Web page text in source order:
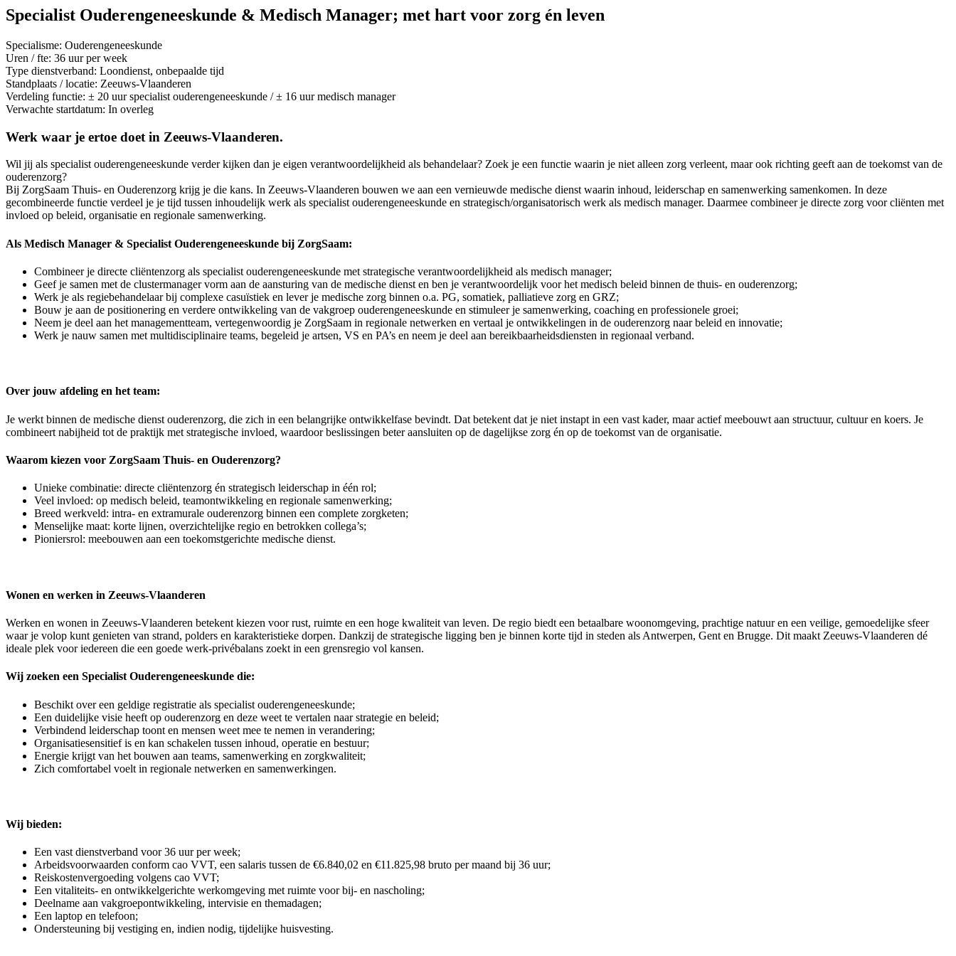
Specialist Ouderengeneeskunde & Medisch Manager; met hart voor zorg én leven
Specialisme: Ouderengeneeskunde
Uren / fte: 36 uur per week
Type dienstverband: Loondienst, onbepaalde tijd
Standplaats / locatie: Zeeuws‑Vlaanderen
Verdeling functie: ± 20 uur specialist ouderengeneeskunde / ± 16 uur medisch manager
Verwachte startdatum: In overleg
Werk waar je ertoe doet in Zeeuws-Vlaanderen.
Wil jij als specialist ouderengeneeskunde verder kijken dan je eigen verantwoordelijkheid als behandelaar? Zoek je een functie waarin je niet alleen zorg verleent, maar ook richting geeft aan de toekomst van de
ouderenzorg?
Bij ZorgSaam Thuis- en Ouderenzorg krijg je die kans. In Zeeuws‑Vlaanderen bouwen we aan een vernieuwde medische dienst waarin inhoud, leiderschap en samenwerking samenkomen. In deze
gecombineerde functie verdeel je je tijd tussen inhoudelijk werk als specialist ouderengeneeskunde en strategisch/organisatorisch werk als medisch manager. Daarmee combineer je directe zorg voor cliënten met
invloed op beleid, organisatie en regionale samenwerking.
Als Medisch Manager & Specialist Ouderengeneeskunde bij ZorgSaam:
Combineer je directe cliëntenzorg als specialist ouderengeneeskunde met strategische verantwoordelijkheid als medisch manager;
Geef je samen met de clustermanager vorm aan de aansturing van de medische dienst en ben je verantwoordelijk voor het medisch beleid binnen de thuis‑ en ouderenzorg;
Werk je als regiebehandelaar bij complexe casuïstiek en lever je medische zorg binnen o.a. PG, somatiek, palliatieve zorg en GRZ;
Bouw je aan de positionering en verdere ontwikkeling van de vakgroep ouderengeneeskunde en stimuleer je samenwerking, coaching en professionele groei;
Neem je deel aan het managementteam, vertegenwoordig je ZorgSaam in regionale netwerken en vertaal je ontwikkelingen in de ouderenzorg naar beleid en innovatie;
Werk je nauw samen met multidisciplinaire teams, begeleid je artsen, VS en PA’s en neem je deel aan bereikbaarheidsdiensten in regionaal verband.
Over jouw afdeling en het team:
Je werkt binnen de medische dienst ouderenzorg, die zich in een belangrijke ontwikkelfase bevindt. Dat betekent dat je niet instapt in een vast kader, maar actief meebouwt aan structuur, cultuur en koers. Je
combineert nabijheid tot de praktijk met strategische invloed, waardoor beslissingen beter aansluiten op de dagelijkse zorg én op de toekomst van de organisatie.
Waarom kiezen voor ZorgSaam Thuis- en Ouderenzorg?
Unieke combinatie: directe cliëntenzorg én strategisch leiderschap in één rol;
Veel invloed: op medisch beleid, teamontwikkeling en regionale samenwerking;
Breed werkveld: intra‑ en extramurale ouderenzorg binnen een complete zorgketen;
Menselijke maat: korte lijnen, overzichtelijke regio en betrokken collega’s;
Pioniersrol: meebouwen aan een toekomstgerichte medische dienst.
Wonen en werken in Zeeuws‑Vlaanderen
Werken en wonen in Zeeuws-Vlaanderen betekent kiezen voor rust, ruimte en een hoge kwaliteit van leven. De regio biedt een betaalbare woonomgeving, prachtige natuur en een veilige, gemoedelijke sfeer
waar je volop kunt genieten van strand, polders en karakteristieke dorpen. Dankzij de strategische ligging ben je binnen korte tijd in steden als Antwerpen, Gent en Brugge. Dit maakt Zeeuws-Vlaanderen dé
ideale plek voor iedereen die een goede werk-privébalans zoekt in een grensregio vol kansen.
Wij zoeken een Specialist Ouderengeneeskunde die:
Beschikt over een geldige registratie als specialist ouderengeneeskunde;
Een duidelijke visie heeft op ouderenzorg en deze weet te vertalen naar strategie en beleid;
Verbindend leiderschap toont en mensen weet mee te nemen in verandering;
Organisatiesensitief is en kan schakelen tussen inhoud, operatie en bestuur;
Energie krijgt van het bouwen aan teams, samenwerking en zorgkwaliteit;
Zich comfortabel voelt in regionale netwerken en samenwerkingen.
Wij bieden:
Een vast dienstverband voor 36 uur per week;
Arbeidsvoorwaarden conform cao VVT, een salaris tussen de €6.840,02 en €11.825,98 bruto per maand bij 36 uur;
Reiskostenvergoeding volgens cao VVT;
Een vitaliteits- en ontwikkelgerichte werkomgeving met ruimte voor bij- en nascholing;
Deelname aan vakgroepontwikkeling, intervisie en themadagen;
Een laptop en telefoon;
Ondersteuning bij vestiging en, indien nodig, tijdelijke huisvesting.